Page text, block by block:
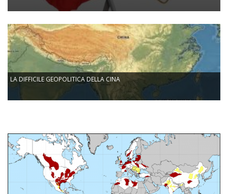
LA DIFFICILE GEOPOLITICA DELLA CINA